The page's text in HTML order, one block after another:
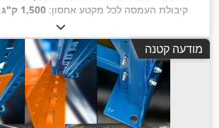
קיבולת העמסה לכל מקטע אחסון: 1,500 ק"ג
, משקל כולל:
מודעה קטנה